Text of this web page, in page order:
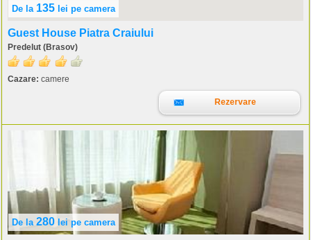
De la 135 lei pe camera
Guest House Piatra Craiului
Predelut (Brasov)
Cazare: camere
Rezervare
De la 280 lei pe camera